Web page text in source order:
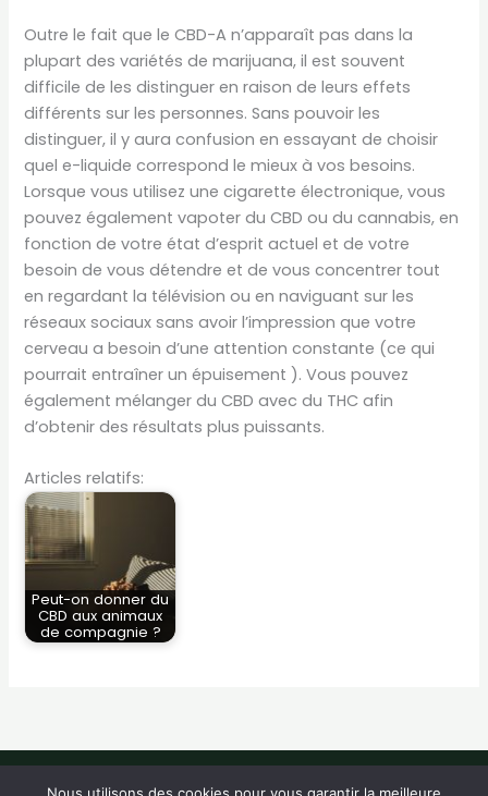
Outre le fait que le CBD-A n’apparaît pas dans la
plupart des variétés de marijuana, il est souvent
difficile de les distinguer en raison de leurs effets
différents sur les personnes. Sans pouvoir les
distinguer, il y aura confusion en essayant de choisir
quel e-liquide correspond le mieux à vos besoins.
Lorsque vous utilisez une cigarette électronique, vous
pouvez également vapoter du CBD ou du cannabis, en
fonction de votre état d’esprit actuel et de votre
besoin de vous détendre et de vous concentrer tout
en regardant la télévision ou en naviguant sur les
réseaux sociaux sans avoir l’impression que votre
cerveau a besoin d’une attention constante (ce qui
pourrait entraîner un épuisement ). Vous pouvez
également mélanger du CBD avec du THC afin
d’obtenir des résultats plus puissants.
Articles relatifs:
Peut-on donner du
CBD aux animaux
de compagnie ?
Copyright © 2026 Fawn CBD -Contact-Mentions Légales